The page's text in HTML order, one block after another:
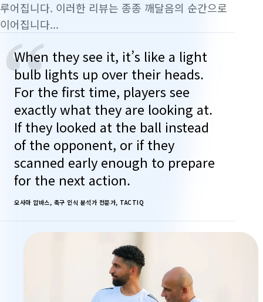
루어집니다. 이러한 리뷰는 종종 깨달음의 순간으로
이어집니다...
“
When they see it, it’s like a light
bulb lights up over their heads.
For the first time, players see
exactly what they are looking at.
If they looked at the ball instead
of the opponent, or if they
scanned early enough to prepare
for the next action.
오사마 압바스, 축구 인식 분석가 전문가, TACTIQ